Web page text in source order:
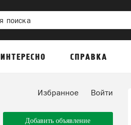
ИНТЕРЕСНО СПРАВКА
Избранное Войти
Добавить объявление